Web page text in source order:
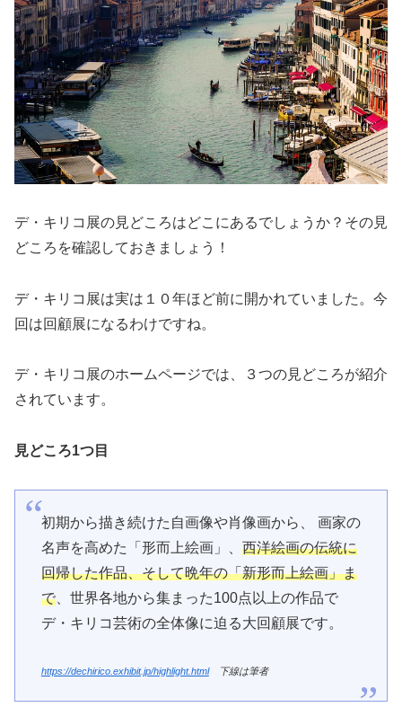
デ・キリコ展の見どころはどこにあるでしょうか？その見
どころを確認しておきましょう！
デ・キリコ展は実は１０年ほど前に開かれていました。今
回は回顧展になるわけですね。
デ・キリコ展のホームページでは、３つの見どころが紹介
されています。
見どころ1つ目
初期から描き続けた自画像や肖像画から、 画家の
名声を高めた「形而上絵画」、 西洋絵画の伝統に
回帰した作品、そして晩年の「新形而上絵画」ま
で、世界各地から集まった100点以上の作品で
デ・キリコ芸術の全体像に迫る大回顧展です。
https://dechirico.exhibit.jp/highlight.html下線は筆者